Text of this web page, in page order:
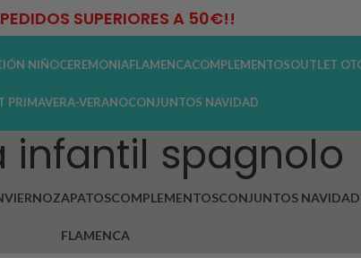
SUPERIORES A 50€!!
NIÑOCEREMONIAFLAMENCACOMPLEMENTOSOUTLET
PRIMAVERA-VERANOCONJUNTOS NAVIDAD
infantil spagnolo
ZAPATOSCOMPLEMENTOSCONJUNTOS NAVIDAD
FLAMENCA